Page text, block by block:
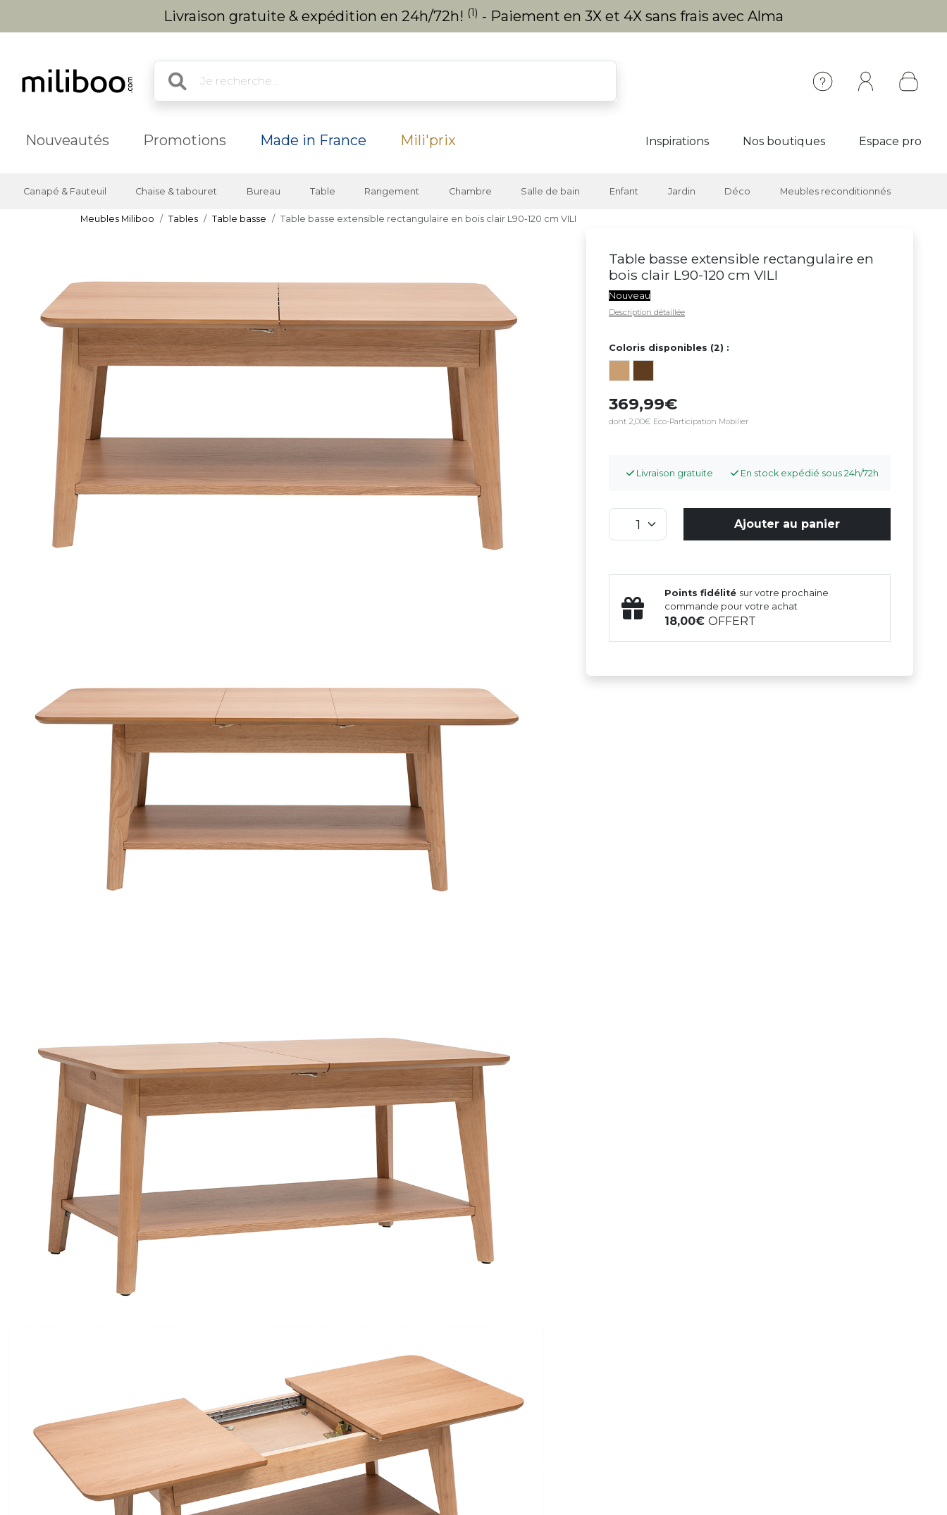
Livraison gratuite & expédition en 24h/72h! (1) - Paiement en 3X et 4X sans frais avec Alma
Nouveautés Promotions Made in France Mili'prix Inspirations Nos boutiques Espace pro
Canapé & Fauteuil Chaise & tabouret Bureau Table Rangement Chambre Salle de bain Enfant Jardin Déco Meubles reconditionnés
Meubles Miliboo Tables Table basse Table basse extensible rectangulaire en bois clair L90-120 cm VILI
Table basse extensible rectangulaire en
bois clair L90-120 cm VILI
Nouveau
Description détaillée
Coloris disponibles (2) :
369,99
dont 2,00€ Eco-Participation Mobilier
Livraison gratuite En stock expédié sous 24h/72h
Ajouter au panier
Points fidélité sur votre prochaine
commande pour votre achat
18,00OFFERT